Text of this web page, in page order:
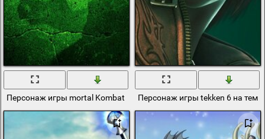
Персонаж игры mortal Kombat шан цзунПерсонаж игры tekken 6 на